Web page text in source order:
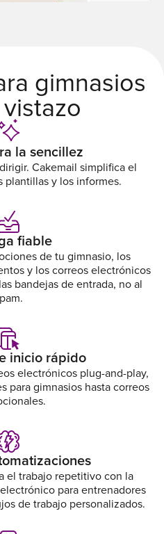
gimnasios
la sencillez
Cakemail simplifica el
plantillas y los informes.
fiable
de tu gimnasio, los
y los correos electrónicos
bandejas de entrada, no al
inicio rápido
electrónicos plug-and-play,
para gimnasios hasta correos
el trabajo repetitivo con la
para entrenadores
de trabajo personalizados.